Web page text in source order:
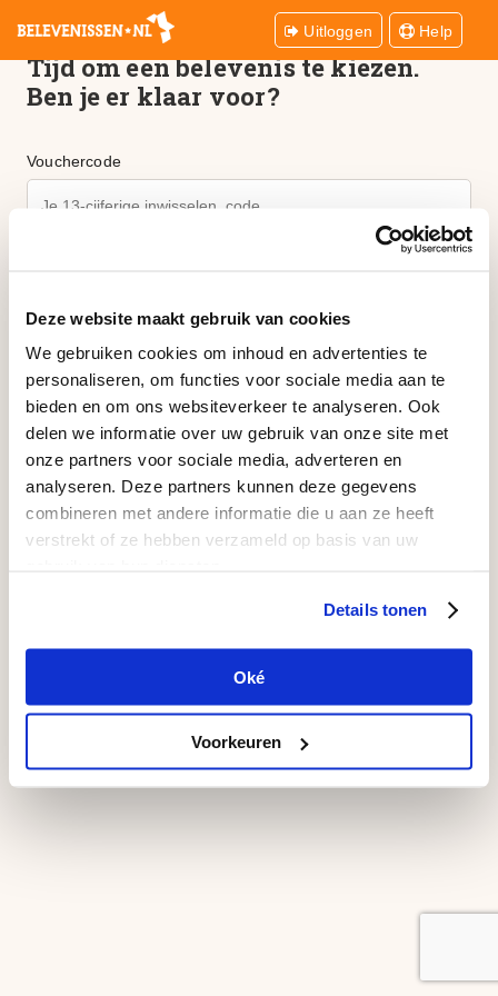
Deze website maakt gebruik van cookies
We gebruiken cookies om inhoud en advertenties te
personaliseren, om functies voor sociale media aan te
bieden en om ons websiteverkeer te analyseren. Ook
delen we informatie over uw gebruik van onze site met
onze partners voor sociale media, adverteren en
analyseren. Deze partners kunnen deze gegevens
combineren met andere informatie die u aan ze heeft
verstrekt of ze hebben verzameld op basis van uw
Details tonen
Oké
Voorkeuren
Uitloggen Help
Tijd om een belevenis te kiezen.
Ben je er klaar voor?
Vouchercode
Verder
Lorem ipsum dolor sit amet, consectetur adipisicing elit. Maxime
possimus temporibus rerum, eos aliquid quae molestiae illo et.
Veritatis ea porro beatae qui facilis. Corporis, commodi! Qui
voluptatibus consequatur soluta?